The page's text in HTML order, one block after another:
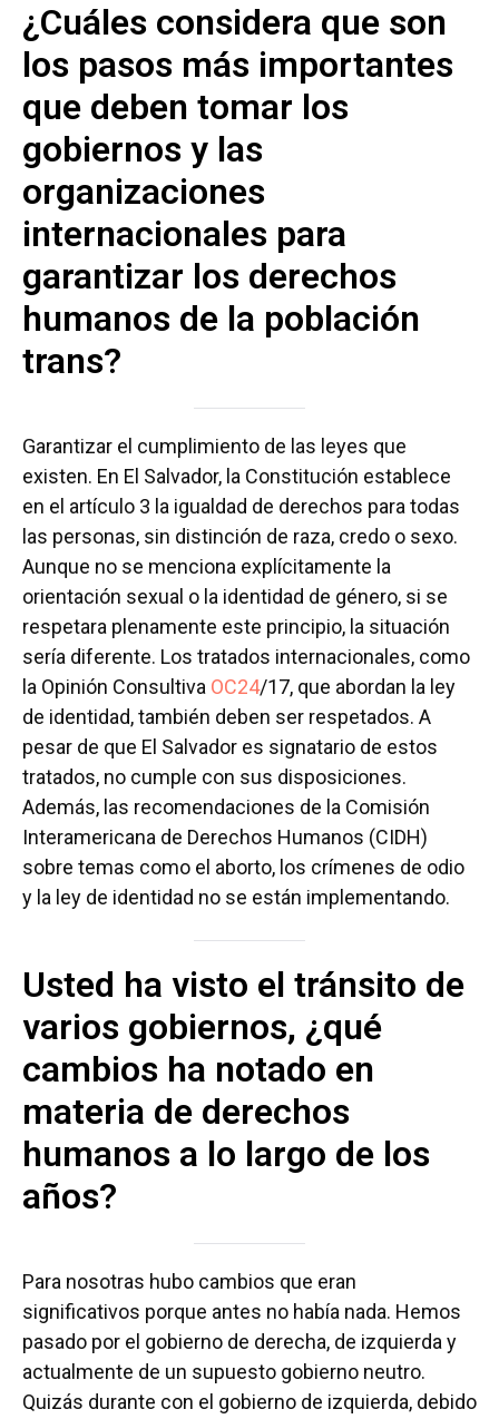
¿Cuáles considera que son
los pasos más importantes
que deben tomar los
gobiernos y las
organizaciones
internacionales para
garantizar los derechos
humanos de la población
trans?
Garantizar el cumplimiento de las leyes que
existen. En El Salvador, la Constitución establece
en el artículo 3 la igualdad de derechos para todas
las personas, sin distinción de raza, credo o sexo.
Aunque no se menciona explícitamente la
orientación sexual o la identidad de género, si se
respetara plenamente este principio, la situación
sería diferente. Los tratados internacionales, como
la Opinión Consultiva OC24/17, que abordan la ley
de identidad, también deben ser respetados. A
pesar de que El Salvador es signatario de estos
tratados, no cumple con sus disposiciones.
Además, las recomendaciones de la Comisión
Interamericana de Derechos Humanos (CIDH)
sobre temas como el aborto, los crímenes de odio
y la ley de identidad no se están implementando.
Usted ha visto el tránsito de
varios gobiernos, ¿qué
cambios ha notado en
materia de derechos
humanos a lo largo de los
años?
Para nosotras hubo cambios que eran
significativos porque antes no había nada. Hemos
pasado por el gobierno de derecha, de izquierda y
actualmente de un supuesto gobierno neutro.
Quizás durante con el gobierno de izquierda, debido